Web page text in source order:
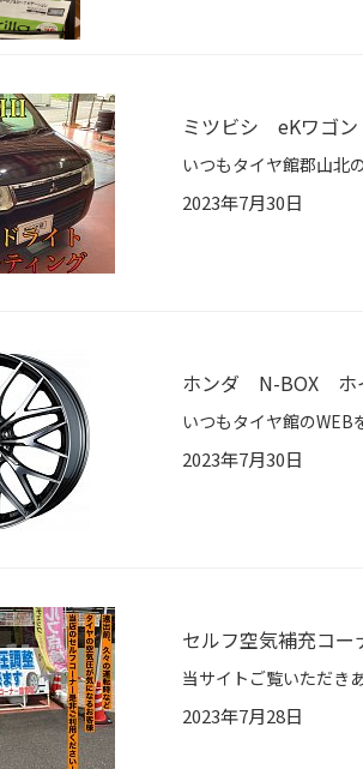
ミツビシ eKワゴ
2023年7月30日
ホンダ N-BOX ホ
2023年7月30日
セルフ空気補充コー
2023年7月28日